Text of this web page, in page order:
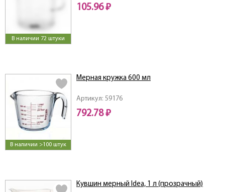
В наличии 72 штуки
105.96 ₽
В наличии >100 штук
Артикул: 59176
Мерная кружка 600 мл
792.78 ₽
Кувшин мерный Idea, 1 л (прозрачный)